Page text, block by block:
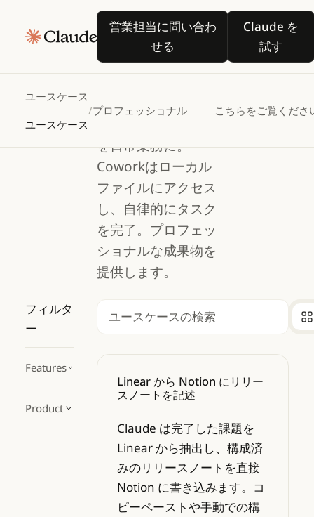
営業担当に問い合わ
せる
営業担当に問い合わせる
Claude を
試す
Claude
ユースケース
ユースケース
/プロフェッショナル こちらをご覧くださ
プロフェッショナル
プロフェ
ッショナ
ル
を日常業務に。
Coworkはローカル
ファイルにアクセス
し、自律的にタスク
を完了。プロフェッ
ショナルな成果物を
提供します。
フィルタ
ー
Features
Product
検索
Linear から Notion にリリー
スノートを記述
Claude は完了した課題を
Linear から抽出し、構成済
みのリリースノートを直接
Notion に書き込みます。コ
ピーペーストや手動での構
Linear から Notion にリリースノー